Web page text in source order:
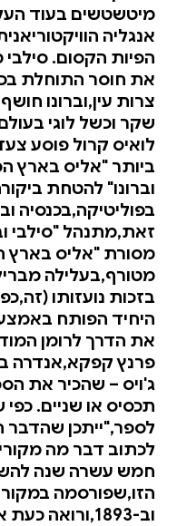
מיטשטשים בעוד
הפיות הקסום.
את חוסר התוחלת
צרות עין,וברונו
שקר וכשל לוגי
לואיס קרול פוסע
ביותר "אליס בארץ
וברונו" להטחת
בפוליטיקה,בכנסיה
זאת,מתנהל "סילבי
מסורת "אליס בארץ
מטורף,בעלילה
בזכות נועזותו
היחיד הפותח
את הדרך לרומן
פרנץ קפקא,אנדרה
ג'ויס – שהכיר את
תכסיס או שניים.
לספר,"ייתכן
לכתוב דבר מה
חמש עשרה שנה
וב-1893,ורואה כעת אור לראשונה בעברית.